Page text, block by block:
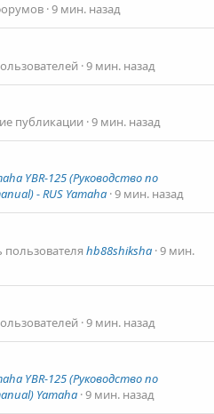
9 мин. назад
9 мин. назад
публикации 9 мин. назад
YBR-125 (Руководство по
- RUS Yamaha 9 мин. назад
hb88shiksha 9 мин.
9 мин. назад
YBR-125 (Руководство по
Yamaha 9 мин. назад